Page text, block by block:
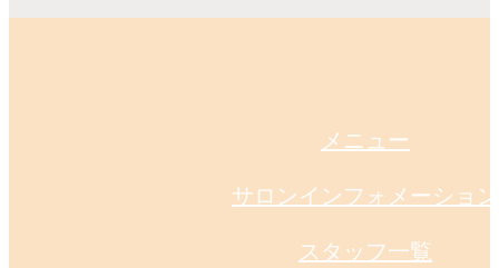
メニュー
サロンインフォメーション
スタッフ一覧